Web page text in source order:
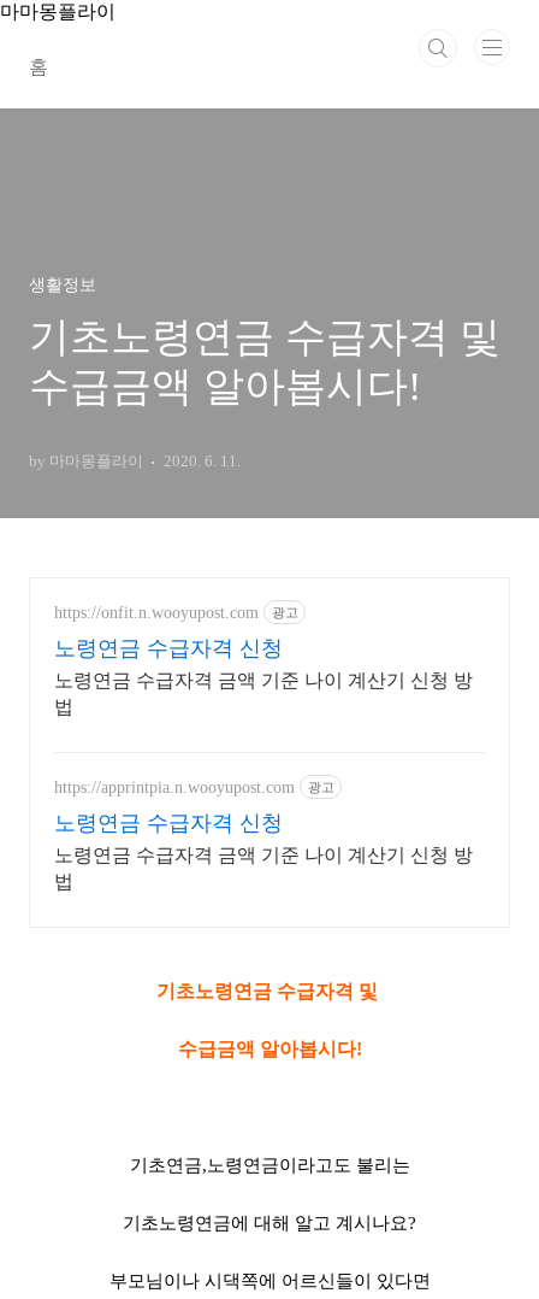
본문 바로가기
마마몽플라이
홈
생활정보
기초노령연금 수급자격 및
수급금액 알아봅시다!
by 마마몽플라이 2020. 6. 11.
https://onfit.n.wooyupost.com 광고
노령연금 수급자격 신청
노령연금 수급자격 금액 기준 나이 계산기 신청 방
법
https://apprintpia.n.wooyupost.com 광고
노령연금 수급자격 신청
노령연금 수급자격 금액 기준 나이 계산기 신청 방
법
기초노령연금 수급자격 및
수급금액 알아봅시다!
기초연금,노령연금이라고도 불리는
기초노령연금에 대해 알고 계시나요?
부모님이나 시댁쪽에 어르신들이 있다면